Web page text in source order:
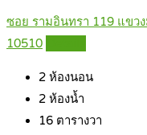
ซอย รามอินทรา 119 แขว
10510
2 ห้องนอน
2 ห้องน้ำ
16 ตารางวา